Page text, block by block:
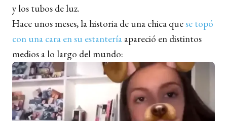
y los tubos de luz.
Hace unos meses, la historia de una chica quese topó
con una cara en su estantería apareció en distintos
medios a lo largo del mundo: